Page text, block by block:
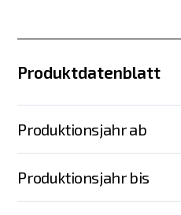
Produktdatenblatt
Produktionsjahr ab
Produktionsjahr bis